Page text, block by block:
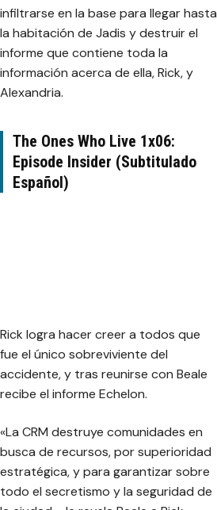
infiltrarse en la base para llegar hasta
la habitación de Jadis y destruir el
informe que contiene toda la
información acerca de ella, Rick, y
Alexandria.
The Ones Who Live 1x06:
Episode Insider (Subtitulado
Español)
Rick logra hacer creer a todos que
fue el único sobreviviente del
accidente, y tras reunirse con Beale
recibe el informe Echelon.
«La CRM destruye comunidades en
busca de recursos, por superioridad
estratégica, y para garantizar sobre
todo el secretismo y la seguridad de